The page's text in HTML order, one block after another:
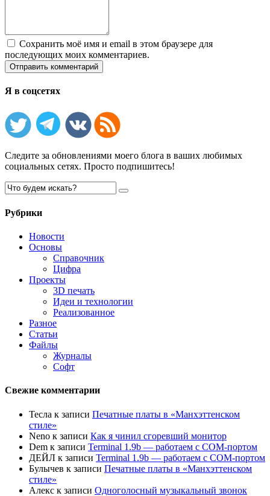
Сохранить моё имя и email в этом браузере для
последующих моих комментариев.
Я в соцсетях
Следите за обновлениями моего блога в ваших любимых
социальных сетях. Просто подпишитесь!
Рубрики
Новости
Основы
Справочник
Цифра
Проекты
3D печать
Идеи и технологии
Реализованное
Разное
Статьи
Файлы
Журналы
Софт
Свежие комментарии
Тесла к записи Печатные платы в «Манхэттенском
стиле»
Neno к записи Как я чинил сгоревший монитор
Dem к записи Terminal 1.9b — работаем с COM-портом
ДЕЙЛ к записи Terminal 1.9b — работаем с COM-портом
Булычев к записи Печатные платы в «Манхэттенском
стиле»
Алекс к записи Одноголосный музыкальный звонок